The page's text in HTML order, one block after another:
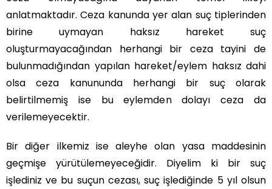
anlatmaktadır. Ceza kanunda yer alan suç tiplerinden
birine uymayan haksız hareket suç
oluşturmayacağından herhangi bir ceza tayini de
bulunmadığından yapılan hareket/eylem haksız dahi
olsa ceza kanununda herhangi bir suç olarak
belirtilmemiş ise bu eylemden dolayı ceza da
verilemeyecektir.
Bir diğer ilkemiz ise aleyhe olan yasa maddesinin
geçmişe yürütülemeyeceğidir. Diyelim ki bir suç
işlediniz ve bu suçun cezası, suç işlediğinde 5 yıl olsun